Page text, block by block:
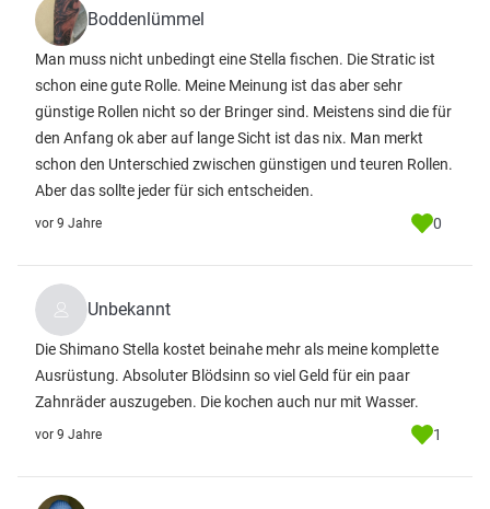
Boddenlümmel
Man muss nicht unbedingt eine Stella fischen. Die Stratic ist
schon eine gute Rolle. Meine Meinung ist das aber sehr
günstige Rollen nicht so der Bringer sind. Meistens sind die für
den Anfang ok aber auf lange Sicht ist das nix. Man merkt
schon den Unterschied zwischen günstigen und teuren Rollen.
Aber das sollte jeder für sich entscheiden.
vor 9 Jahre 0
Unbekannt
Die Shimano Stella kostet beinahe mehr als meine komplette
Ausrüstung. Absoluter Blödsinn so viel Geld für ein paar
Zahnräder auszugeben. Die kochen auch nur mit Wasser.
vor 9 Jahre 1